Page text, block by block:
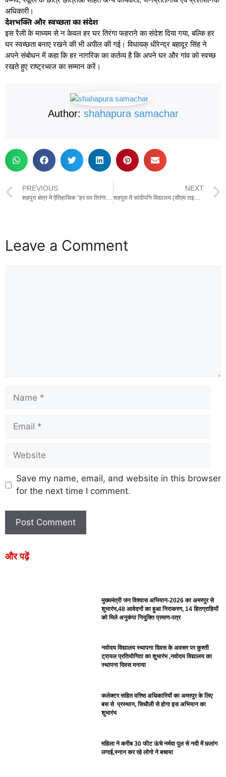
अधिकारी।
देशभक्ति और स्वच्छता का संदेश
इस रैली के माध्यम से न केवल हर घर तिरंगा फहराने का संदेश दिया गया, बल्कि हर
घर स्वच्छता बनाए रखने की भी अपील की गई। विधायक् धीरेन्द्र बहादूर सिंह ने
अपने संबोधन में कहा कि हर नागरिक का कर्तव्य है कि अपने घर और गांव को स्वच्छ
रखते हुए राष्ट्रध्वज का सम्मान करें।
Author: shahapura samachar
PREVIOUS
शहपुरा क्षेत्र में ऐतिहासिक “हर घर तिरंगा, हर घर स्वच्छता“ रैली का आयोजन कृ 150 मोटरसाइकिलों के साथ 100 किलोमीटर की तिरंगा यात्रा संपन्न
NEXT
शहपुरा में सांदीपनि विद्यालय (सीएम राइज स्कूल) एवं नवीन हायर सेकंडरी स्कूल द्वारा भव्य तिरंगा यात्रा का आयोजन,एसडीएम ऐश्वर्य वर्मा सहित अधिकारी-कर्मचारी, शिक्षक व छात्र-छात्राएं हुए शामिल
Leave a Comment
Save my name, email, and website in this browser
for the next time I comment.
और पढ़ें
मुख्यमंत्री जन विश्वास अभियान-2026 का अमरपुर से
शुभारंभ,48 आवेदनों का हुआ निराकरण, 14 हितग्राहियों
को मिले अनुकंपा नियुक्ति प्रमाण-पत्र
नवोदय विद्यालय स्थापना दिवस के अवसर पर कुश्ती
ट्रायल प्रतियोगिता का शुभारंभ ,नवोदय विद्यालय का
स्थापना दिवस मनाया
कलेक्टर सहित वरिष्ठ अधिकारियों का अमरपुर के लिए
बस से प्रस्थान, सिधौली से होगा इस अभियान का
शुभारंभ
महिला ने करीब 30 फीट ऊंचे नर्मदा पुल से नदी में छलांग
लगाई,स्नान कर रहे लोगो ने बचाया